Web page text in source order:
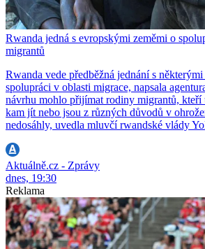
Rwanda jedná s evropskými zeměmi o
migrantů
Rwanda vede předběžná jednání s
spolupráci v oblasti migrace, napsala
návrhu mohlo přijímat rodiny migrantů, kteří
kam jít nebo jsou z různých důvodů v
nedosáhly, uvedla mluvčí rwandské vlády
Aktuálně.cz - Zprávy
dnes, 19:30
Reklama